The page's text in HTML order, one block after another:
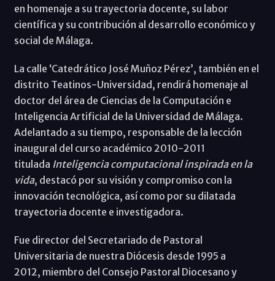
en homenaje a su trayectoria docente, su labor
científica y su contribución al desarrollo económico y
social de Málaga.
La calle ‘Catedrático José Muñoz Pérez’, también en el
distrito Teatinos-Universidad, rendirá homenaje al
doctor del área de Ciencias de la Computación e
Inteligencia Artificial de la Universidad de Málaga.
Adelantado a su tiempo, responsable de la lección
inaugural del curso académico 2010-2011
titulada Inteligencia computacional inspirada en la
vida, destacó por su visión y compromiso con la
innovación tecnológica, así como por su dilatada
trayectoria docente e investigadora.
Fue director del Secretariado de Pastoral
Universitaria de nuestra Diócesis desde 1995 a
2012, miembro del Consejo Pastoral Diocesano y